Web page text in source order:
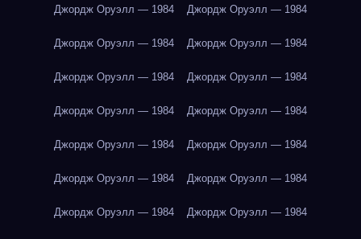
Джордж Оруэлл — 1984 Джордж Оруэлл — 1984
Джордж Оруэлл — 1984 Джордж Оруэлл — 1984
Джордж Оруэлл — 1984 Джордж Оруэлл — 1984
Джордж Оруэлл — 1984 Джордж Оруэлл — 1984
Джордж Оруэлл — 1984 Джордж Оруэлл — 1984
Джордж Оруэлл — 1984 Джордж Оруэлл — 1984
Джордж Оруэлл — 1984 Джордж Оруэлл — 1984